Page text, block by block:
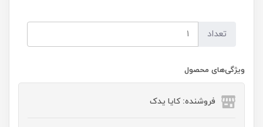
تعداد
ویژگی‌های محصول
فروشنده: کایا یدک